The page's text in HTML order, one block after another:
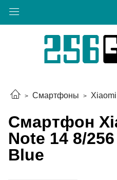
Смартфоны Xiaomi
Смартфон
Note 14 8/
Blue